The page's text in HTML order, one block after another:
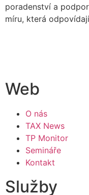
poradenství a
míru, která
Web
O nás
TAX News
TP Monitor
Semináře
Kontakt
Služby